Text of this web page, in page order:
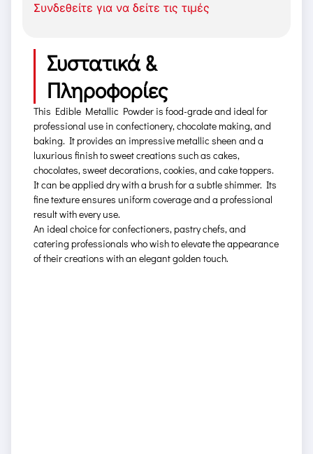
Συνδεθείτε για να δείτε τις τιμές
Συστατικά &
Πληροφορίες
This Edible Metallic Powder is food-grade and ideal for
professional use in confectionery, chocolate making, and
baking. It provides an impressive metallic sheen and a
luxurious finish to sweet creations such as cakes,
chocolates, sweet decorations, cookies, and cake toppers.
It can be applied dry with a brush for a subtle shimmer. Its
fine texture ensures uniform coverage and a professional
result with every use.
An ideal choice for confectioners, pastry chefs, and
catering professionals who wish to elevate the appearance
of their creations with an elegant golden touch.